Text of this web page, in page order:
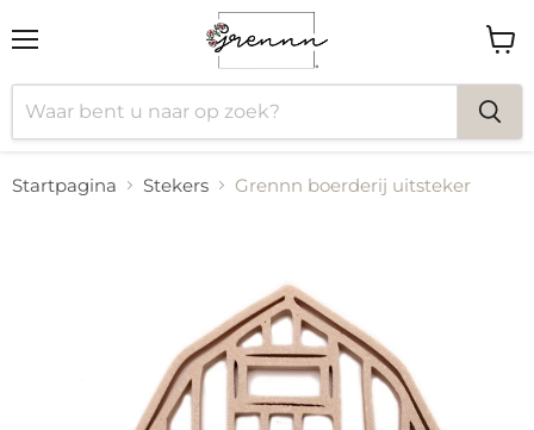
Startpagina Stekers Grennn boerderij uitsteker